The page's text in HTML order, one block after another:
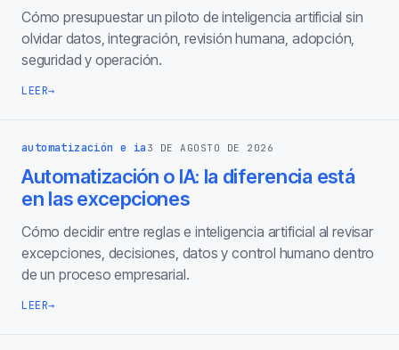
Cómo presupuestar un piloto de inteligencia artificial sin
olvidar datos, integración, revisión humana, adopción,
seguridad y operación.
LEER→
automatización e ia 3 DE AGOSTO DE 2026
Automatización o IA: la diferencia está
en las excepciones
Cómo decidir entre reglas e inteligencia artificial al revisar
excepciones, decisiones, datos y control humano dentro
de un proceso empresarial.
LEER→